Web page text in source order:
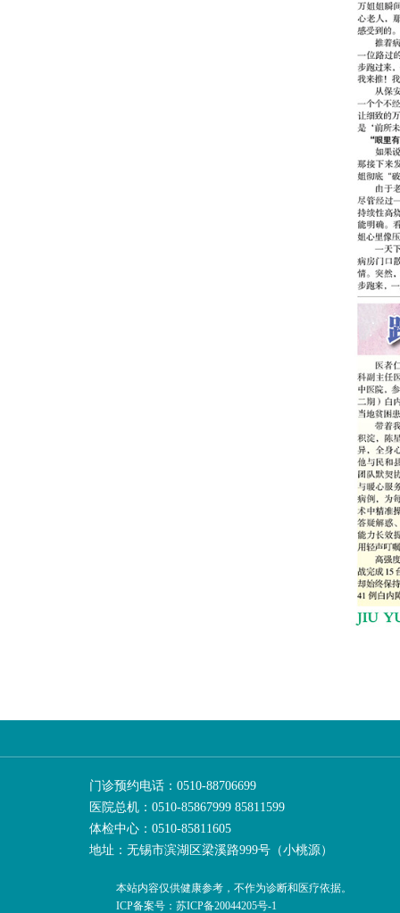
门诊预约电话：0510-88706699
医院总机：0510-85867999 85811599
体检中心：0510-85811605
地址：无锡市滨湖区梁溪路999号（小桃源）
本站内容仅供健康参考，不作为诊断和医疗依据。
ICP备案号：苏ICP备20044205号-1